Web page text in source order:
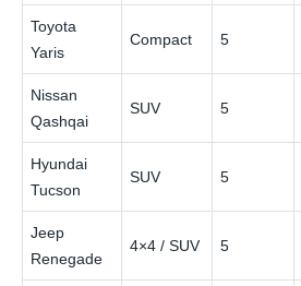
Toyota
Yaris
Compact 5
Nissan
Qashqai
SUV 5
Hyundai
Tucson
SUV 5
Jeep
Renegade
4×4 / SUV 5